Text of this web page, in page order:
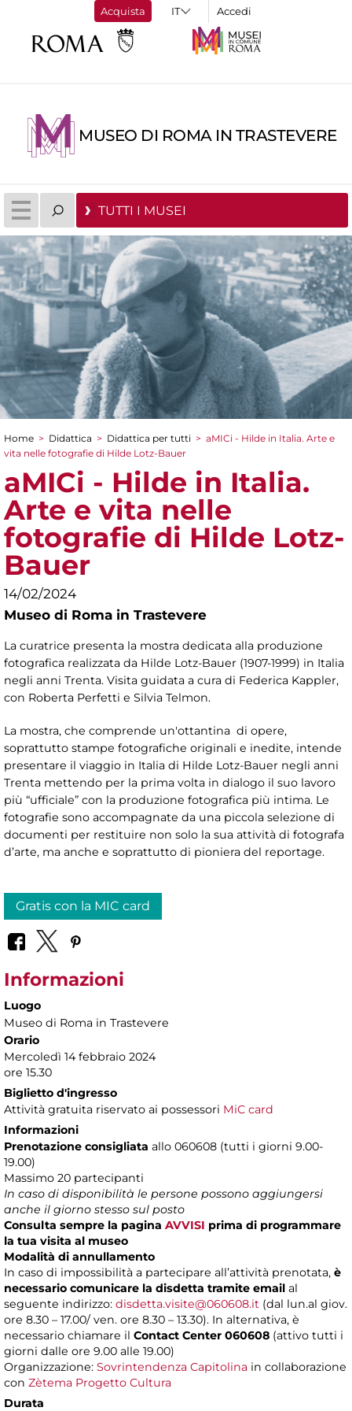
Acquista Accedi
MUSEO DI ROMA IN TRASTEVERE
TUTTI I MUSEI
Tu sei qui
Home > Didattica > Didattica per tutti > aMICi - Hilde in Italia. Arte e
vita nelle fotografie di Hilde Lotz-Bauer
aMICi - Hilde in Italia.
Arte e vita nelle
fotografie di Hilde Lotz-
Bauer
14/02/2024
Museo di Roma in Trastevere
La curatrice presenta la mostra dedicata alla produzione
fotografica realizzata da Hilde Lotz-Bauer (1907-1999) in Italia
negli anni Trenta. Visita guidata a cura di Federica Kappler,
con Roberta Perfetti e Silvia Telmon.
La mostra, che comprende un'ottantina di opere,
soprattutto stampe fotografiche originali e inedite, intende
presentare il viaggio in Italia di Hilde Lotz-Bauer negli anni
Trenta mettendo per la prima volta in dialogo il suo lavoro
più “ufficiale” con la produzione fotografica più intima. Le
fotografie sono accompagnate da una piccola selezione di
documenti per restituire non solo la sua attività di fotografa
d’arte, ma anche e soprattutto di pioniera del reportage.
Gratis con la MIC card
Informazioni
Luogo
Museo di Roma in Trastevere
Orario
Mercoledì 14 febbraio 2024
ore 15.30
Biglietto d'ingresso
Attività gratuita riservato ai possessori MiC card
Informazioni
Prenotazione consigliata allo 060608 (tutti i giorni 9.00-
19.00)
Massimo 20 partecipanti
In caso di disponibilità le persone possono aggiungersi
anche il giorno stesso sul posto
Consulta sempre la pagina AVVISI prima di programmare
la tua visita al museo
Modalità di annullamento
In caso di impossibilità a partecipare all’attività prenotata, è
necessario comunicare la disdetta tramite email al
seguente indirizzo: disdetta.visite@060608.it (dal lun.al giov.
ore 8.30 – 17.00/ ven. ore 8.30 – 13.30). In alternativa, è
necessario chiamare il Contact Center 060608 (attivo tutti i
giorni dalle ore 9.00 alle 19.00)
Organizzazione: Sovrintendenza Capitolina in collaborazione
con Zètema Progetto Cultura
Durata